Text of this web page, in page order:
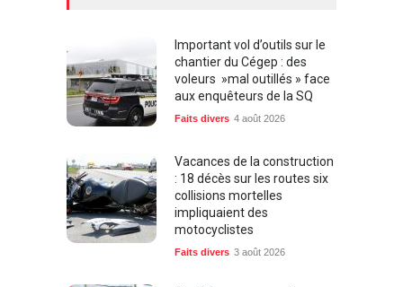
Important vol d’outils sur le
chantier du Cégep : des
voleurs »mal outillés » face
aux enquêteurs de la SQ
Faits divers 4 août 2026
Vacances de la construction
: 18 décès sur les routes six
collisions mortelles
impliquaient des
motocyclistes
Faits divers 3 août 2026